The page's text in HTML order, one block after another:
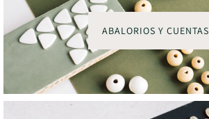
ABALORIOS Y CUENTAS